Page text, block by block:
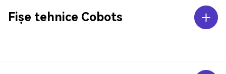
Fișe tehnice Cobots